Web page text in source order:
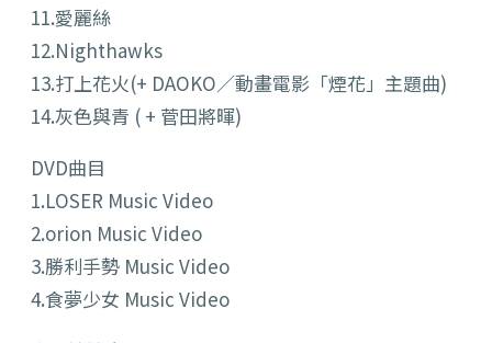
11.愛麗絲
12.Nighthawks
13.打上花火(+ DAOKO／動畫電影「煙花」主題曲)
14.灰色與青 ( + 菅田將暉)
DVD曲目
1.LOSER Music Video
2.orion Music Video
3.勝利手勢 Music Video
4.食夢少女 Music Video